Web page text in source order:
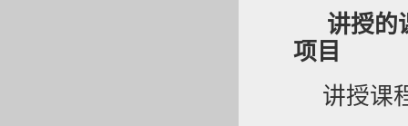
讲授的
项目
讲授课